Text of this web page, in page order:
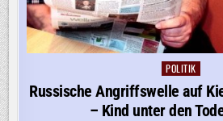
Posted
in
POLITIK
Russische Angriffswelle auf
– Kind unter den